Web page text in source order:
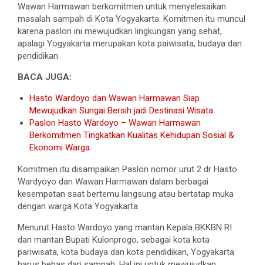
Wawan Harmawan berkomitmen untuk menyelesaikan
masalah sampah di Kota Yogyakarta. Komitmen itu muncul
karena paslon ini mewujudkan lingkungan yang sehat,
apalagi Yogyakarta merupakan kota paiwisata, budaya dan
pendidikan.
BACA JUGA:
Hasto Wardoyo dan Wawan Harmawan Siap
Mewujudkan Sungai Bersih jadi Destinasi Wisata
Paslon Hasto Wardoyo – Wawan Harmawan
Berkomitmen Tingkatkan Kualitas Kehidupan Sosial &
Ekonomi Warga
Komitmen itu disampaikan Paslon nomor urut 2 dr Hasto
Wardyoyo dan Wawan Harmawan dalam berbagai
kesempatan saat bertemu langsung atau bertatap muka
dengan warga Kota Yogyakarta.
Menurut Hasto Wardoyo yang mantan Kepala BKKBN RI
dan mantan Bupati Kulonprogo, sebagai kota kota
pariwisata, kota budaya dan kota pendidikan, Yogyakarta